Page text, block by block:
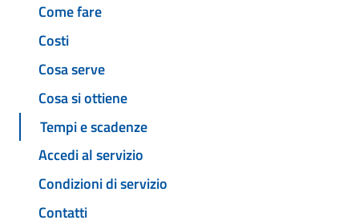
Come fare
Costi
Cosa serve
Cosa si ottiene
Tempi e scadenze
Accedi al servizio
Condizioni di servizio
Contatti